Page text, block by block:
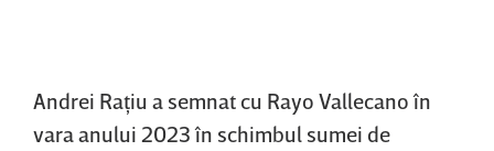
Andrei Raţiu a semnat cu Rayo Vallecano în
vara anului 2023 în schimbul sumei de